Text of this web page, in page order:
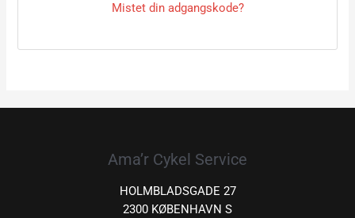
Mistet din adgangskode?
Ama’r Cykel Service
HOLMBLADSGADE 27
2300 KØBENHAVN S